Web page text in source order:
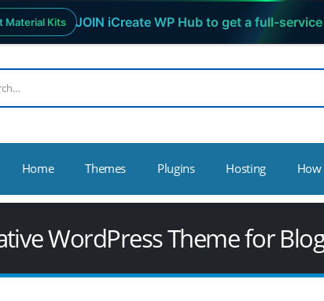
Material Kits JOIN iCreate WP Hub to get a full-
Home Themes Plugins Hosting How
WordPress Theme for